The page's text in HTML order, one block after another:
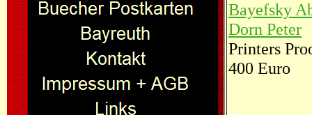
Bayefsky
Dorn Peter
Printers
400 Euro